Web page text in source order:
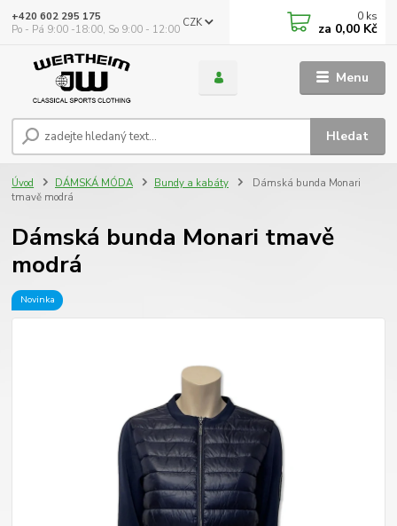
Menu
CZK
Hledat
+420 602 295 175
Po - Pá 9:00 -18:00, So 9:00 - 12:00
0 ks
za 0,00 Kč
Úvod DÁMSKÁ MÓDA Bundy a kabáty
Dámská bunda Monari
tmavě modrá
Dámská bunda Monari tmavě
modrá
Novinka